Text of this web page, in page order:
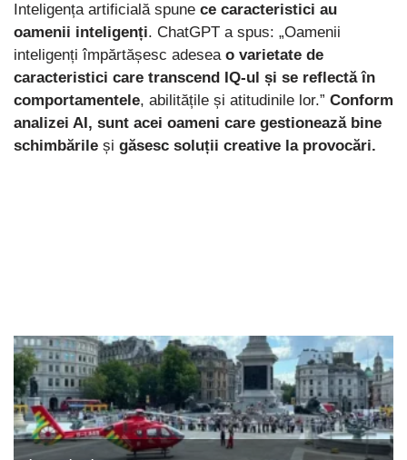
Inteligența artificială spune ce caracteristici au
oamenii inteligenți. ChatGPT a spus: „Oamenii
inteligenți împărtășesc adesea o varietate de
caracteristici care transcend IQ-ul și se reflectă în
comportamentele, abilitățile și atitudinile lor.” Conform
analizei AI, sunt acei oameni care gestionează bine
schimbările și găsesc soluții creative la provocări.